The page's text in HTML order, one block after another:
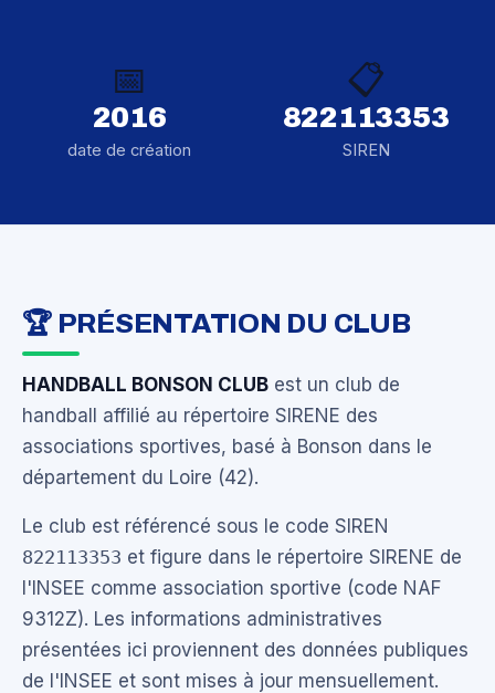
📅
2016
date de création
📋
822113353
SIREN
🏆 PRÉSENTATION DU CLUB
HANDBALL BONSON CLUB est un club de
handball affilié au répertoire SIRENE des
associations sportives, basé à Bonson dans le
département du Loire (42).
Le club est référencé sous le code SIREN
822113353 et figure dans le répertoire SIRENE de
l'INSEE comme association sportive (code NAF
9312Z). Les informations administratives
présentées ici proviennent des données publiques
de l'INSEE et sont mises à jour mensuellement.